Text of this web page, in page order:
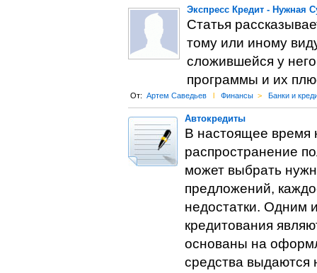
Экспресс Кредит - Нужная
Статья
тому или иному
сложившейся у
программы и их
От: Артем Саведьев l Финансы > Банки и
Автокредиты
В настоящее время
распространение
может выбрать
предложений,
недостатки. Одним
кредитования
основаны на
средства выдаются